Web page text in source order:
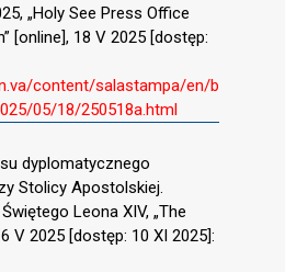
„Holy See Press Office
[online], 18 V 2025 [dostęp:
content/salastampa/en/b
05/18/250518a.html
dyplomatycznego
Stolicy Apostolskiej.
Leona XIV, „The
V 2025 [dostęp: 10 XI 2025]: